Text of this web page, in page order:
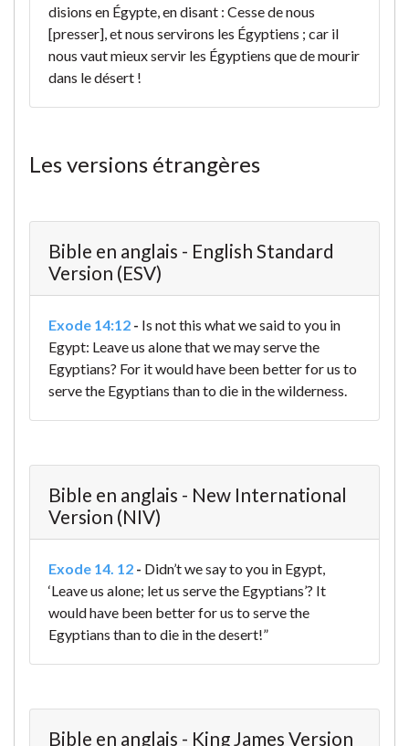
disions en Égypte, en disant : Cesse de nous
[presser], et nous servirons les Égyptiens ; car il
nous vaut mieux servir les Égyptiens que de mourir
dans le désert !
Les versions étrangères
Bible en anglais - English Standard
Version (ESV)
Exode 14:12 - Is not this what we said to you in
Egypt: Leave us alone that we may serve the
Egyptians? For it would have been better for us to
serve the Egyptians than to die in the wilderness.
Bible en anglais - New International
Version (NIV)
Exode 14. 12 - Didn’t we say to you in Egypt,
‘Leave us alone; let us serve the Egyptians’? It
would have been better for us to serve the
Egyptians than to die in the desert!”
Bible en anglais - King James Version